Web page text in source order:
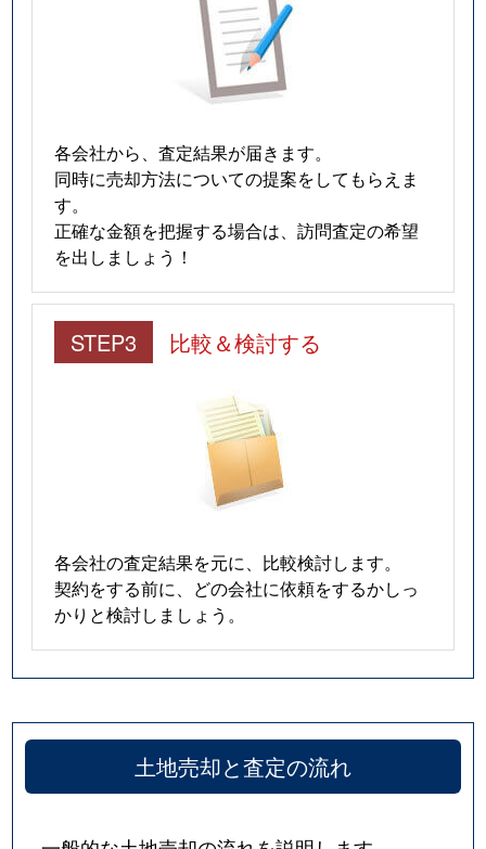
各会社から、査定結果が届きます。
同時に売却方法についての提案をしてもらえま
す。
正確な金額を把握する場合は、訪問査定の希望
を出しましょう！
STEP3 比較＆検討する
各会社の査定結果を元に、比較検討します。
契約をする前に、どの会社に依頼をするかしっ
かりと検討しましょう。
土地売却と査定の流れ